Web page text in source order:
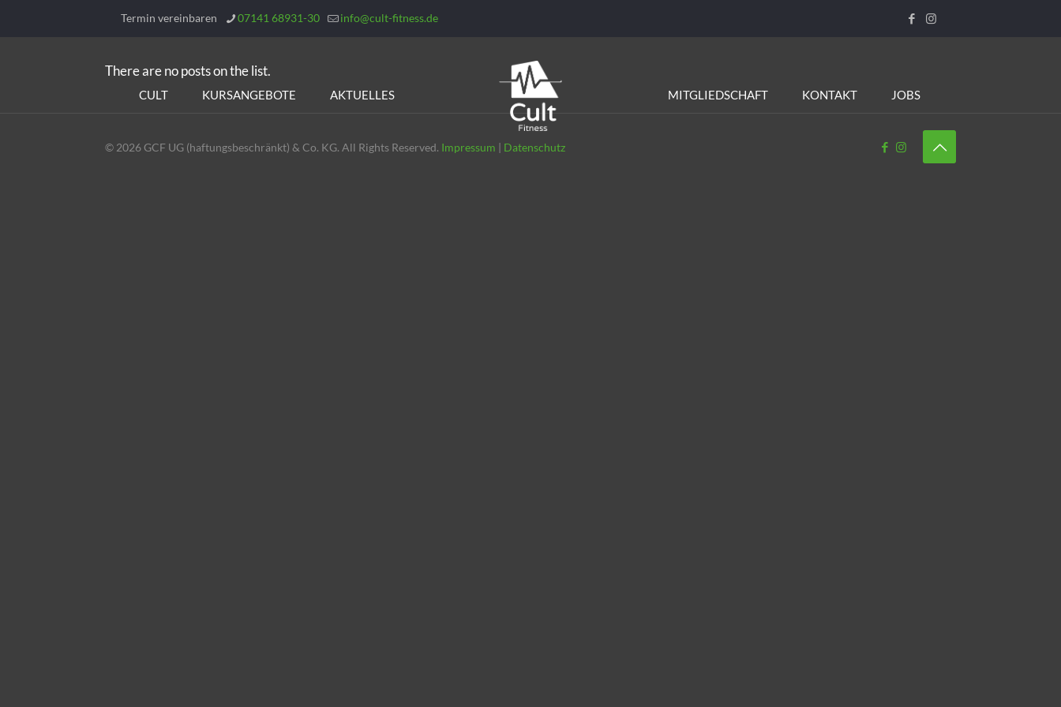
Termin vereinbaren 07141 68931-30 info@cult-fitness.de
CULT KURSANGEBOTE AKTUELLES MITGLIEDSCHAFT KONTAKT JOBS
There are no posts on the list.
© 2026 GCF UG (haftungsbeschränkt) & Co. KG. All Rights Reserved. Impressum Datenschutz